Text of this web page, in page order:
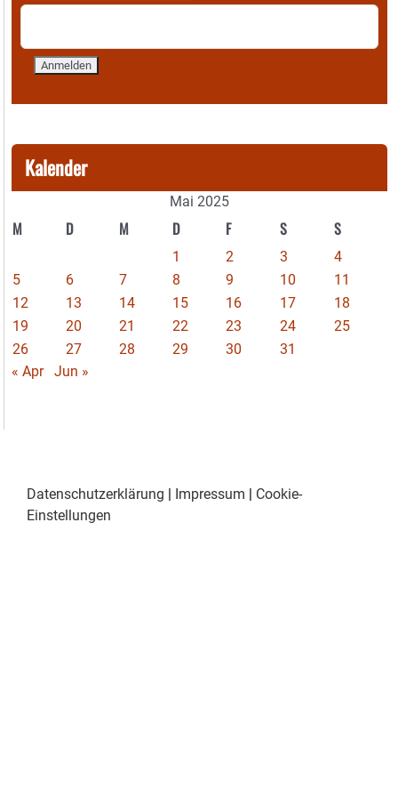
Kalender
Mai 2025
M D M D F S S
1 2 3
4
5
6 7 8 9 10
11
12
13 14 15 16 17
18
19
20 21 22 23 24
25
26
27 28 29 30
31
« Apr
Jun »
Datenschutzerklärung Impressum
Cookie-
Einstellungen